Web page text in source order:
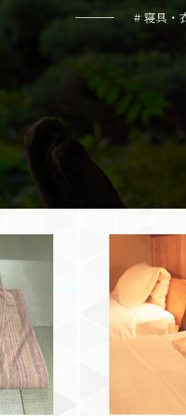
# 寝具・